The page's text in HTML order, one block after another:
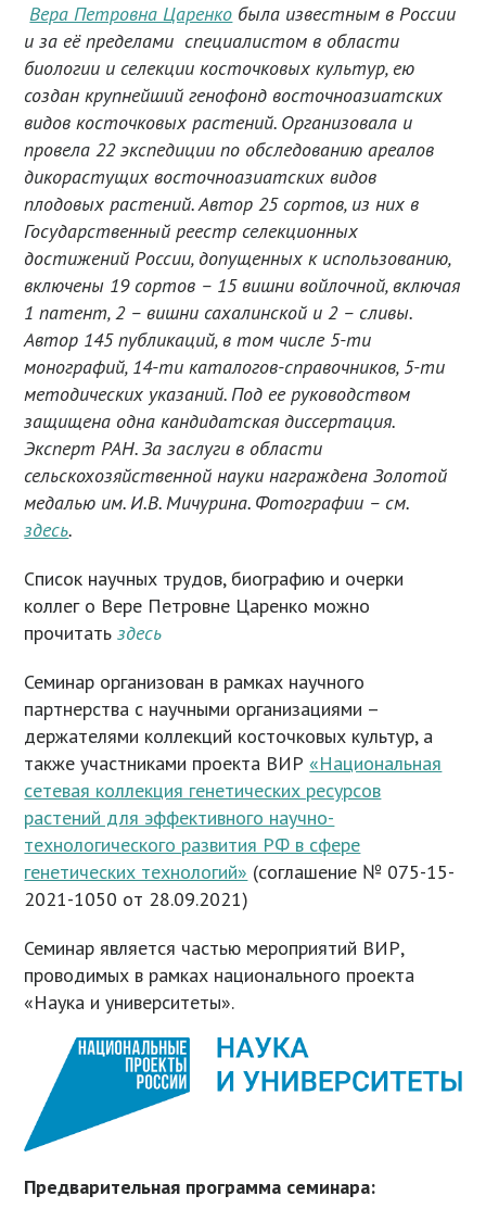
Вера Петровна Царенко была известным в России
и за её пределами специалистом в области
биологии и селекции косточковых культур, ею
создан крупнейший генофонд восточноазиатских
видов косточковых растений. Организовала и
провела 22 экспедиции по обследованию ареалов
дикорастущих восточноазиатских видов
плодовых растений. Автор 25 сортов, из них в
Государственный реестр селекционных
достижений России, допущенных к использованию,
включены 19 сортов – 15 вишни войлочной, включая
1 патент, 2 – вишни сахалинской и 2 – сливы.
Автор 145 публикаций, в том числе 5-ти
монографий, 14-ти каталогов-справочников, 5-ти
методических указаний. Под ее руководством
защищена одна кандидатская диссертация.
Эксперт РАН. За заслуги в области
сельскохозяйственной науки награждена Золотой
медалью им. И.В. Мичурина. Фотографии – см.
здесь.
Список научных трудов, биографию и очерки
коллег о Вере Петровне Царенко можно
прочитатьздесь
Семинар организован в рамках научного
партнерства с научными организациями –
держателями коллекций косточковых культур, а
также участниками проекта ВИР«Национальная
сетевая коллекция генетических ресурсов
растений для эффективного научно-
технологического развития РФ в сфере
генетических технологий» (соглашение № 075-15-
2021-1050 от 28.09.2021)
Семинар является частью мероприятий ВИР,
проводимых в рамках национального проекта
«Наука и университеты».
Предварительная программа семинара: